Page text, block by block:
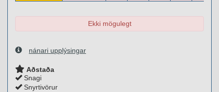
Ekki mögulegt
nánari upplýsingar
Aðstaða
Snagi
Snyrtivörur